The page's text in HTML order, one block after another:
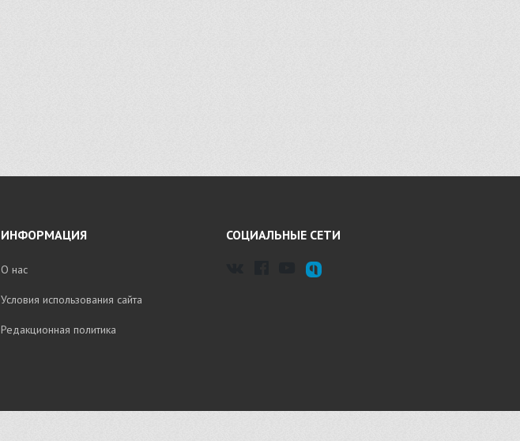
ИНФОРМАЦИЯ
О нас
Условия использования сайта
Редакционная политика
СОЦИАЛЬНЫЕ СЕТИ